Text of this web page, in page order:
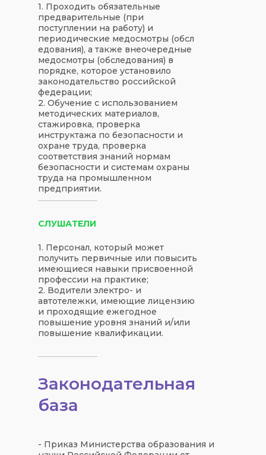
СЛУШАТЕЛИ
1. Персонал, который может
получить первичные или повысить
имеющиеся навыки присвоенной
профессии на практике;
2. Водители электро- и
автотележки, имеющие лицензию
и проходящие ежегодное
повышение уровня знаний и/или
повышение квалификации.
1. Проходить обязательные
предварительные (при
поступлении на работу) и
периодические медосмотры (обсл
едования), а также внеочередные
медосмотры (обследования) в
порядке, которое установило
законодательство российской
федерации;
2. Обучение с использованием
методических материалов,
стажировка, проверка
инструктажа по безопасности и
охране труда, проверка
соответствия знаний нормам
безопасности и системам охраны
труда на промышленном
предприятии.
Законодательная
база
- Приказ Министерства образования и